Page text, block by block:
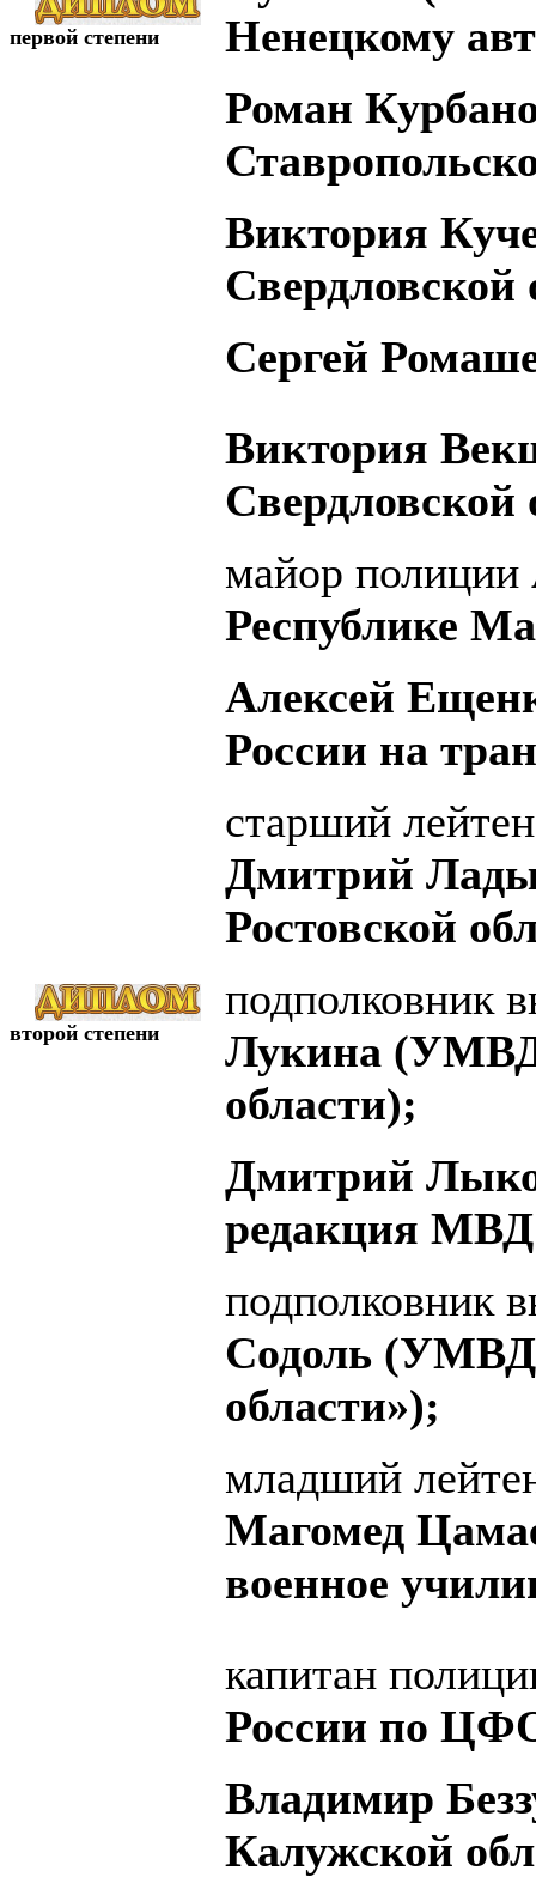
первой степени
Ненецкому
Роман
Виктория
Свердловской
Сергей
второй степени
Виктория
Свердловской
майор полиции
Республике
Алексей
России на
старший
Дмитрий
Ростовской
подполковник
Лукина (УМВД
области);
Дмитрий
редакция МВД
подполковник
Содоль (УМВД
области»);
младший
Магомед
военное
капитан
России по
Владимир
Калужской